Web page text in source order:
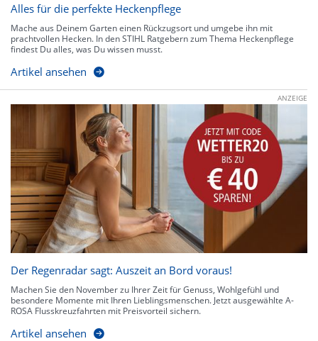
Alles für die perfekte Heckenpflege
Mache aus Deinem Garten einen Rückzugsort und umgebe ihn mit
prachtvollen Hecken. In den STIHL Ratgebern zum Thema Heckenpflege
findest Du alles, was Du wissen musst.
Artikel ansehen
ANZEIGE
Der Regenradar sagt: Auszeit an Bord voraus!
Machen Sie den November zu Ihrer Zeit für Genuss, Wohlgefühl und
besondere Momente mit Ihren Lieblingsmenschen. Jetzt ausgewählte A-
ROSA Flusskreuzfahrten mit Preisvorteil sichern.
Artikel ansehen